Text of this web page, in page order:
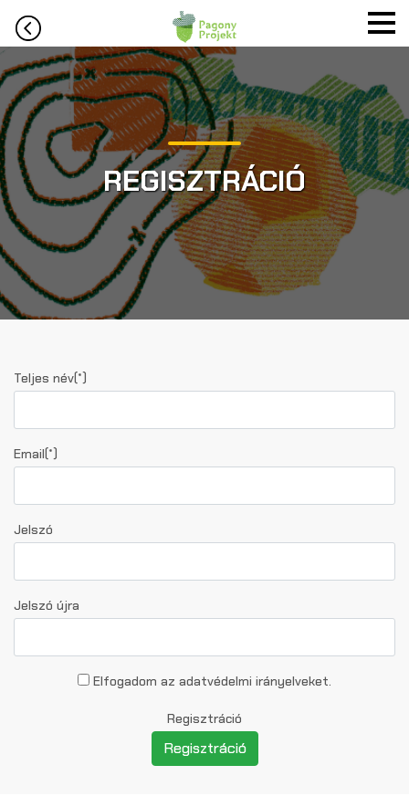
REGISZTRÁCIÓ
Teljes név(*)
Email(*)
Jelszó
Jelszó újra
Elfogadom az adatvédelmi irányelveket.
Regisztráció
Regisztráció